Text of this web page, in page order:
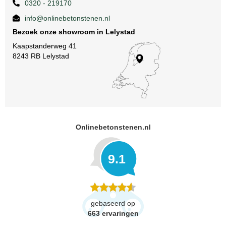
0320 - 219170
info@onlinebetonstenen.nl
Bezoek onze showroom in Lelystad
Kaapstanderweg 41
8243 RB Lelystad
Onlinebetonstenen.nl
9.1
gebaseerd op
663 ervaringen